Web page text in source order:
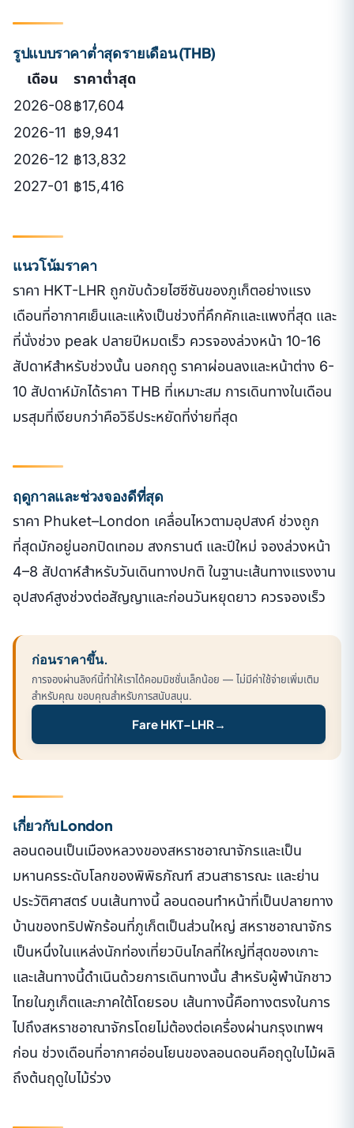
รูปแบบราคาต่ำสุดรายเดือน (THB)
เดือน
ราคาต่ำสุด
2026-08฿17,604
2026-11 ฿9,941
2026-12 ฿13,832
2027-01 ฿15,416
แนวโน้มราคา
ราคา HKT-LHR ถูกขับด้วยไฮซีซันของภูเก็ตอย่างแรง
เดือนที่อากาศเย็นและแห้งเป็นช่วงที่คึกคักและแพงที่สุด และ
ที่นั่งช่วง peak ปลายปีหมดเร็ว ควรจองล่วงหน้า 10-16
สัปดาห์สำหรับช่วงนั้น นอกฤดู ราคาผ่อนลงและหน้าต่าง 6-
10 สัปดาห์มักได้ราคา THB ที่เหมาะสม การเดินทางในเดือน
มรสุมที่เงียบกว่าคือวิธีประหยัดที่ง่ายที่สุด
ฤดูกาลและช่วงจองดีที่สุด
ราคา Phuket–London เคลื่อนไหวตามอุปสงค์ ช่วงถูก
ที่สุดมักอยู่นอกปิดเทอม สงกรานต์ และปีใหม่ จองล่วงหน้า
4–8 สัปดาห์สำหรับวันเดินทางปกติ ในฐานะเส้นทางแรงงาน
อุปสงค์สูงช่วงต่อสัญญาและก่อนวันหยุดยาว ควรจองเร็ว
ก่อนราคาขึ้น.
การจองผ่านลิงก์นี้ทำให้เราได้คอมมิชชั่นเล็กน้อย — ไม่มีค่าใช้จ่ายเพิ่มเติม
สำหรับคุณ ขอบคุณสำหรับการสนับสนุน.
Fare HKT–LHR →
เกี่ยวกับ London
ลอนดอนเป็นเมืองหลวงของสหราชอาณาจักรและเป็น
มหานครระดับโลกของพิพิธภัณฑ์ สวนสาธารณะ และย่าน
ประวัติศาสตร์ บนเส้นทางนี้ ลอนดอนทำหน้าที่เป็นปลายทาง
บ้านของทริปพักร้อนที่ภูเก็ตเป็นส่วนใหญ่ สหราชอาณาจักร
เป็นหนึ่งในแหล่งนักท่องเที่ยวบินไกลที่ใหญ่ที่สุดของเกาะ
และเส้นทางนี้ดำเนินด้วยการเดินทางนั้น สำหรับผู้พำนักชาว
ไทยในภูเก็ตและภาคใต้โดยรอบ เส้นทางนี้คือทางตรงในการ
ไปถึงสหราชอาณาจักรโดยไม่ต้องต่อเครื่องผ่านกรุงเทพฯ
ก่อน ช่วงเดือนที่อากาศอ่อนโยนของลอนดอนคือฤดูใบไม้ผลิ
ถึงต้นฤดูใบไม้ร่วง